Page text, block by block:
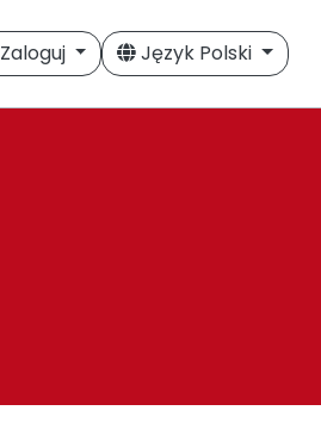
Zaloguj Język Polski